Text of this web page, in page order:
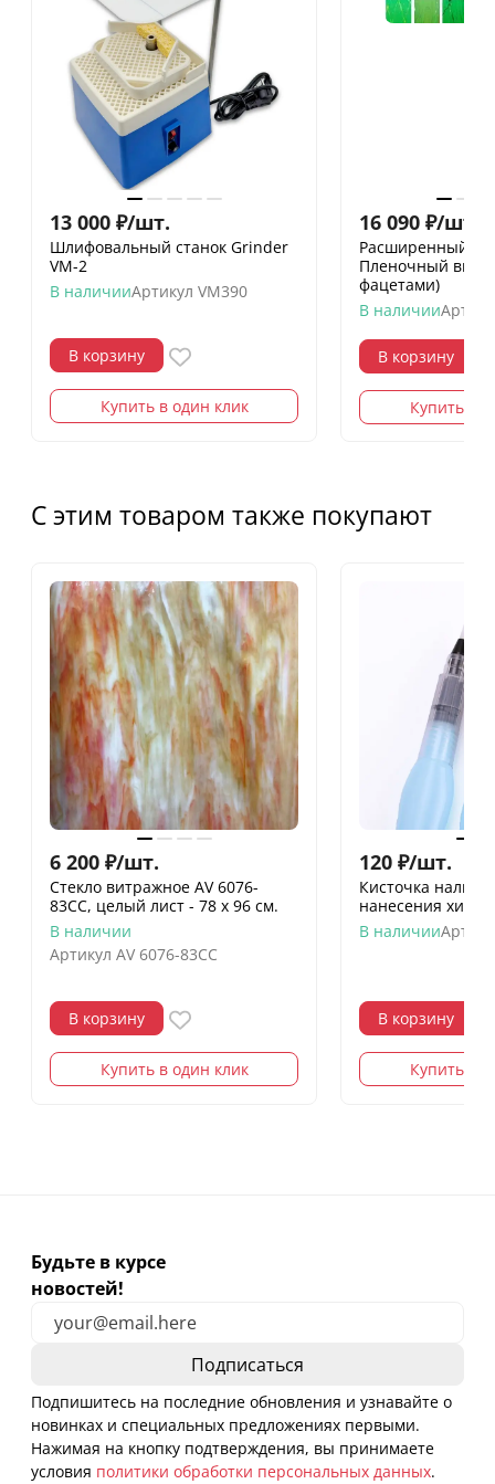
13 000 ₽/шт.
Шлифовальный станок Grinder
VM-2
В наличииАртикул VM390
В корзину
Купить в один клик
16 090 ₽/шт.
Расширенный
Пленочный
фацетами)
В наличии
В корзину
Купить в
С этим товаром также покупают
6 200 ₽/шт.
Стекло витражное AV 6076-
83CC, целый лист - 78 х 96 cм.
В наличии
Артикул AV 6076-83CC
В корзину
Купить в один клик
120 ₽/шт.
Кисточка
нанесения химии
В наличии
В корзину
Купить в
Будьте в курсе
новостей!
Подпишитесь на последние обновления и узнавайте о
новинках и специальных предложениях первыми.
Нажимая на кнопку подтверждения, вы принимаете
условия политики обработки персональных данных.